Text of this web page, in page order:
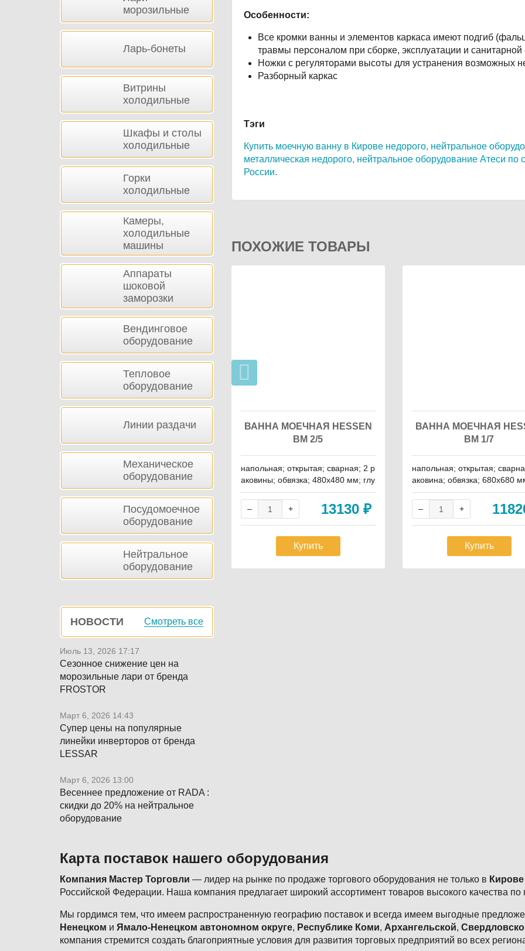
Особенности:
Все кромки ванны и элементов каркаса имеют подгиб
травмы персоналом при сборке, эксплуатации и санитарной
Ножки с регуляторами высоты для устранения возможных
Разборный каркас
Тэги
Купить моечную ванну в Кирове недорого, нейтральное
металлическая недорого, нейтральное оборудование Атеси по
России.
ПОХОЖИЕ ТОВАРЫ
ВАННА МОЕЧНАЯ HESSEN
ВМ 2/5
напольная; открытая; сварная; 2 р
аковины; обвязка; 480х480 мм; глу
бина раковины - 300 мм; ширина -
1050 мм; глубина - 550 мм13130 ₽
Купить
ВАННА МОЕЧНАЯ
ВМ 1/7
напольная; открытая;
аковина; обвязка; 680х680
бина раковины - 400 мм;
750 мм; глубина - 750 мм
Купить
морозильные
Ларь-бонеты
Витрины
холодильные
Шкафы и столы
холодильные
Горки
холодильные
Камеры,
холодильные
машины
Аппараты
шоковой
заморозки
Вендинговое
оборудование
Тепловое
оборудование
Линии раздачи
Механическое
оборудование
Посудомоечное
оборудование
Нейтральное
оборудование
НОВОСТИ Смотреть все
Июль 13, 2026 17:17
Сезонное снижение цен на
морозильные лари от бренда
FROSTOR
Март 6, 2026 14:43
Супер цены на популярные
линейки инверторов от бренда
LESSAR
Март 6, 2026 13:00
Весеннее предложение от RADA :
скидки до 20% на нейтральное
оборудование
Карта поставок нашего оборудования
Компания Мастер Торговли — лидер на рынке по продаже торгового оборудования не только в
Российской Федерации. Наша компания предлагает широкий ассортимент товаров высокого качества
Мы гордимся тем, что имеем распространенную географию поставок и всегда имеем выгодные
Ненецком и Ямало-Ненецком автономном округе, Республике Коми, Архангельской,
компания стремится создать благоприятные условия для развития торговых предприятий во всех